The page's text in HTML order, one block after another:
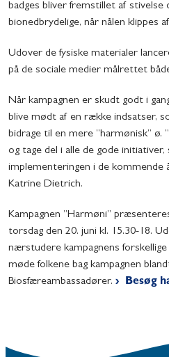
badges bliver fremstillet af stivelse
bionedbrydelige, når nålen klippes af.
Udover de fysiske materialer
på de sociale medier målrettet
Når kampagnen er skudt godt i
blive mødt af en række indsatser,
bidrage til en mere ”harmønisk” ø.
og tage del i alle de gode
implementeringen i de
Katrine Dietrich.
Kampagnen ”Harmøni”
torsdag den 20. juni kl. 15.30-18.
nærstudere kampagnens
møde folkene bag kampagnen
Biosfæreambassadører.
Besøg